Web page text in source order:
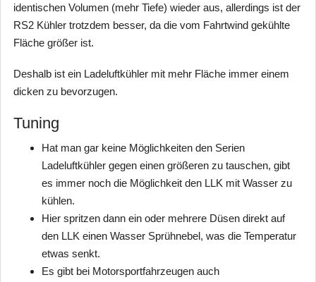
identischen Volumen (mehr Tiefe) wieder aus, allerdings ist der
RS2 Kühler trotzdem besser, da die vom Fahrtwind gekühlte
Fläche größer ist.
Deshalb ist ein Ladeluftkühler mit mehr Fläche immer einem
dicken zu bevorzugen.
Tuning
Hat man gar keine Möglichkeiten den Serien
Ladeluftkühler gegen einen größeren zu tauschen, gibt
es immer noch die Möglichkeit den LLK mit Wasser zu
kühlen.
Hier spritzen dann ein oder mehrere Düsen direkt auf
den LLK einen Wasser Sprühnebel, was die Temperatur
etwas senkt.
Es gibt bei Motorsportfahrzeugen auch